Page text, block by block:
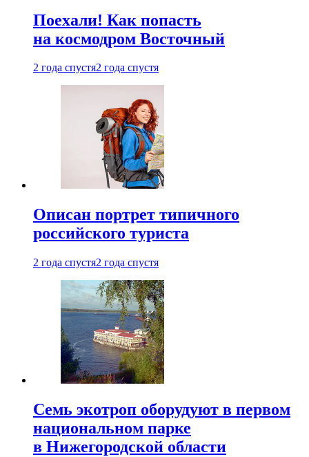
Поехали! Как попасть
на космодром Восточный
2 года спустя2 года спустя
Описан портрет типичного
российского туриста
2 года спустя2 года спустя
Семь экотроп оборудуют в первом
национальном парке
в Нижегородской области